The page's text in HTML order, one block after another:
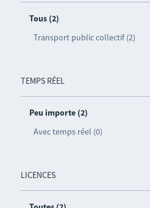
Tous (2)
Transport public collectif (2)
TEMPS RÉEL
Peu importe (2)
Avec temps réel (0)
LICENCES